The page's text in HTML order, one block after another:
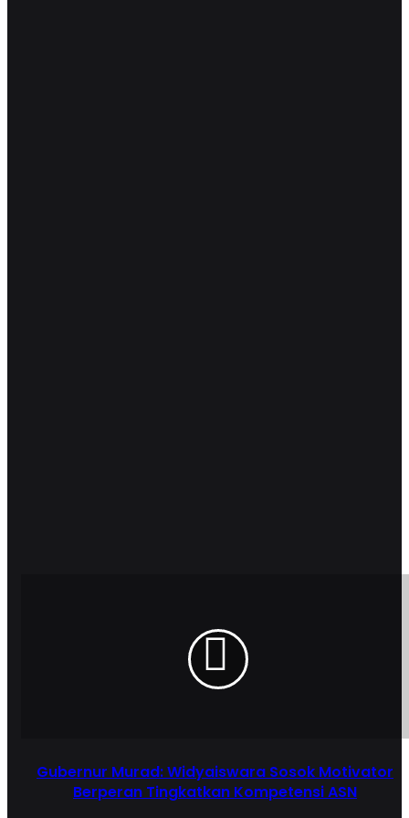
Gubernur Murad: Widyaiswara Sosok Motivator
Berperan Tingkatkan Kompetensi ASN